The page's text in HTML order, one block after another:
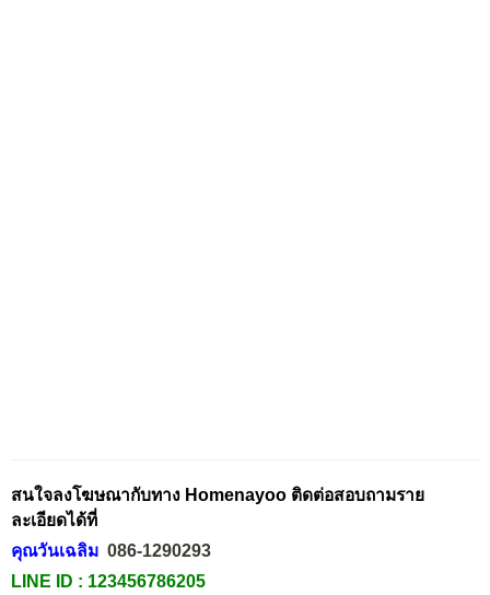
สนใจลงโฆษณากับทาง Homenayoo ติดต่อสอบถามราย
ละเอียดได้ที่
คุณวันเฉลิม 086-1290293
LINE ID : 123456786205